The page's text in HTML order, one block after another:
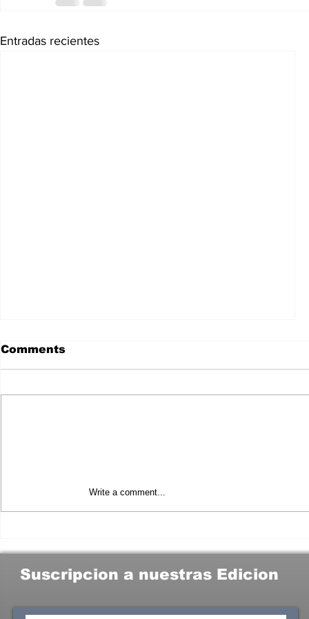
Entradas recientes
MIENTE MARA LEZAMA A LOS
“ANDRÉS QUINTANA ROO”
Comments
Write a comment...
Suscripcion a nuestras Edicion